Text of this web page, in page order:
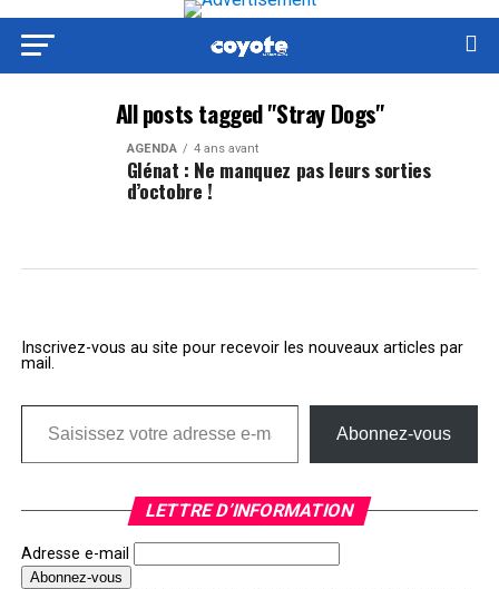
All posts tagged "Stray Dogs"
AGENDA 4 ans avant
Glénat : Ne manquez pas leurs sorties
d’octobre !
Inscrivez-vous au site pour recevoir les nouveaux articles par
mail.
Saisissez votre adresse e-mail…
Abonnez-vous
LETTRE D’INFORMATION
Adresse e-mail